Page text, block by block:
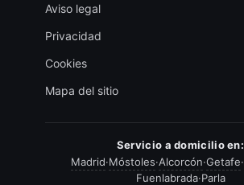
Aviso legal
Privacidad
Cookies
Mapa del sitio
Servicio a domicilio en:
Madrid·Móstoles·Alcorcón·Getafe·
Fuenlabrada·Parla